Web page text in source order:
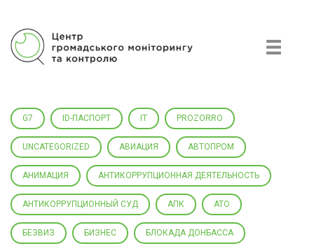
G7 ID-ПАСПОРТ IT PROZORRO
UNCATEGORIZED АВИАЦИЯ АВТОПРОМ
АНИМАЦИЯ АНТИКОРРУПЦИОННАЯ ДЕЯТЕЛЬНОСТЬ
АНТИКОРРУПЦИОННЫЙ СУД АПК АТО
БЕЗВИЗ БИЗНЕС БЛОКАДА ДОНБАССА